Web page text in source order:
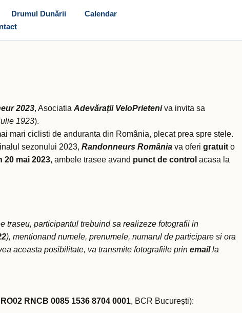
Drumul Dunării
Calendar
2023, Asociatia Adevărații VeloPrieteniva invita sa
1923).
mari ciclisti de anduranta din România, plecat prea spre stele.
sezonului 2023, Randonneurs România va oferi gratuit o
20 mai 2023, ambele trasee avand punct de control acasa la
traseu, participantul trebuind sa realizeze fotografii in
), mentionand numele, prenumele, numarul de participare si ora
aceasta posibilitate, va transmite fotografiile prin emailla
RO02 RNCB 0085 1536 8704 0001, BCR București):